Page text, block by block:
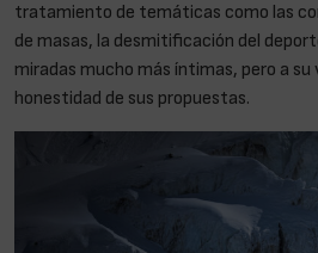
tratamiento de temáticas como las
de masas, la desmitificación del
miradas mucho más íntimas, pero a su
honestidad de sus propuestas.